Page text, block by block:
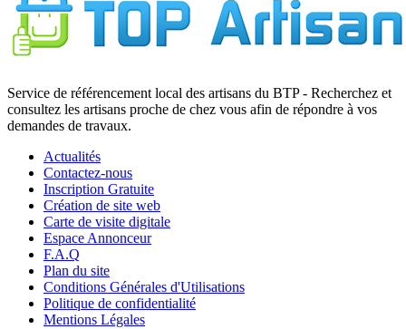
Service de référencement local des artisans du BTP - Recherchez et
consultez les artisans proche de chez vous afin de répondre à vos
demandes de travaux.
Actualités
Contactez-nous
Inscription Gratuite
Création de site web
Carte de visite digitale
Espace Annonceur
F.A.Q
Plan du site
Conditions Générales d'Utilisations
Politique de confidentialité
Mentions Légales